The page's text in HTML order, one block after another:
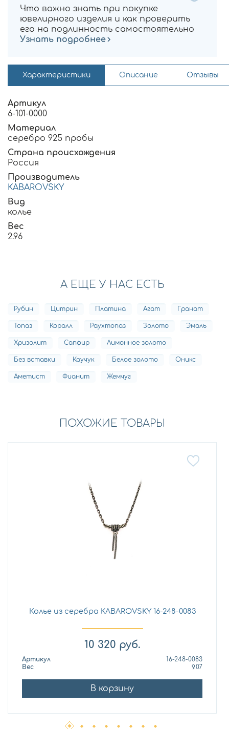
Что важно знать при покупке
ювелирного изделия и как проверить
его на подлинность самостоятельно
Узнать подробнее
Характеристики Описание Отзывы
Артикул
6-101-0000
Материал
серебро 925 пробы
Страна происхождения
Россия
Производитель
KABAROVSKY
Вид
колье
Вес
2.96
А ЕЩЕ У НАС ЕСТЬ
Рубин Цитрин Платина Агат Гранат
Топаз Коралл Раухтопаз Золото Эмаль
Хризолит Сапфир Лимонное золото
Без вставки Каучук Белое золото Оникс
Аметист Фианит Жемчуг
ПОХОЖИЕ ТОВАРЫ
Колье из серебра KABAROVSKY 16-248-0083
10 320 руб.
Артикул
16-248-0083
Вес
9.07
В корзину